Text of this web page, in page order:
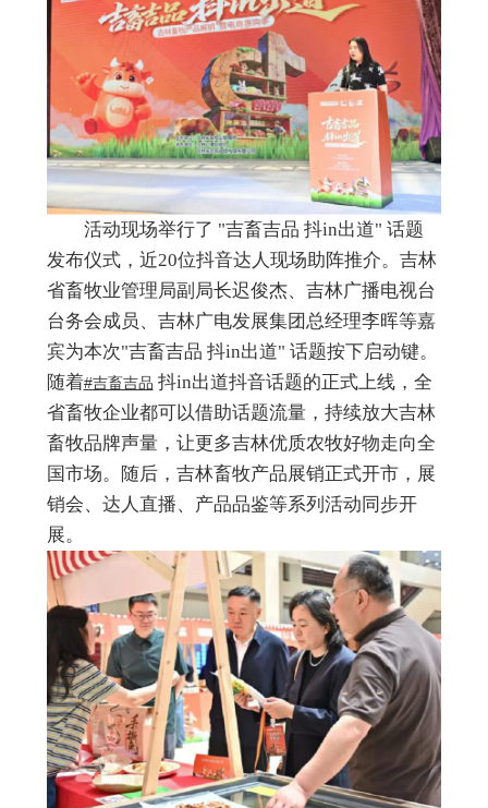
活动现场举行了 "吉畜吉品 抖in出道" 话题
发布仪式，近20位抖音达人现场助阵推介。吉林
省畜牧业管理局副局长迟俊杰、吉林广播电视台
台务会成员、吉林广电发展集团总经理李晖等嘉
宾为本次"吉畜吉品 抖in出道" 话题按下启动键。
随着#吉畜吉品 抖in出道抖音话题的正式上线，全
省畜牧企业都可以借助话题流量，持续放大吉林
畜牧品牌声量，让更多吉林优质农牧好物走向全
国市场。随后，吉林畜牧产品展销正式开市，展
销会、达人直播、产品品鉴等系列活动同步开
展。